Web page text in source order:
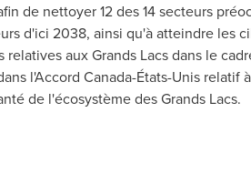
de nettoyer 12 des 14 secteurs
d'ici 2038, ainsi qu'à atteindre les
aux Grands Lacs dans le
l'Accord Canada-États-Unis relatif
de l'écosystème des Grands Lacs.